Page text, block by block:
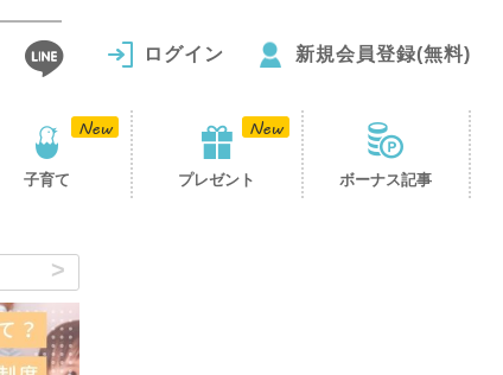
ログイン 新規会員登録(無料)
子育て プレゼント ボーナス記事